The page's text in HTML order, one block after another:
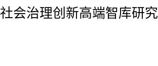
社会治理创新高端智库研